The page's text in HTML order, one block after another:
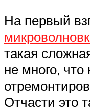
На первый
такая
не много, что
Отчасти это